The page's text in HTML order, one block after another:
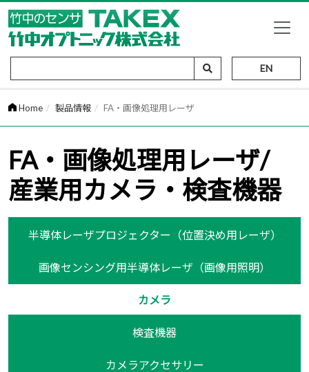
EN
Home 製品情報 FA・画像処理用レーザ
FA・画像処理用レーザ/
産業用カメラ・検査機器
半導体レーザプロジェクター（位置決め用レーザ）
画像センシング用半導体レーザ（画像用照明）
カメラ
検査機器
カメラアクセサリー